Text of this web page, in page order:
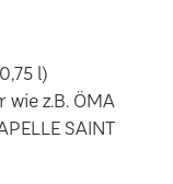
l)
z.B. ÖMA
SAINT